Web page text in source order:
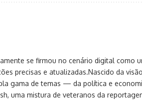
se firmou no cenário digital como
precisas e atualizadas.Nascido da
gama de temas — da política e
uma mistura de veteranos da